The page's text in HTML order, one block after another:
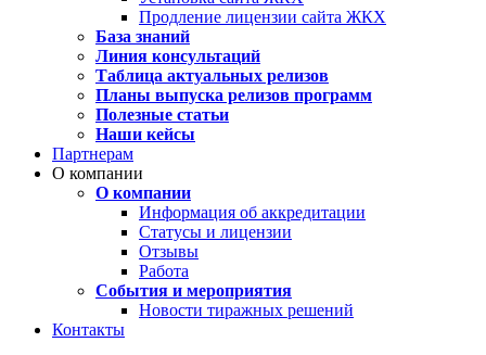
Продление лицензии сайта ЖКХ
База знаний
Линия консультаций
Таблица актуальных релизов
Планы выпуска релизов программ
Полезные статьи
Наши кейсы
Партнерам
О компании
О компании
Информация об аккредитации
Статусы и лицензии
Отзывы
Работа
События и мероприятия
Новости тиражных решений
Контакты